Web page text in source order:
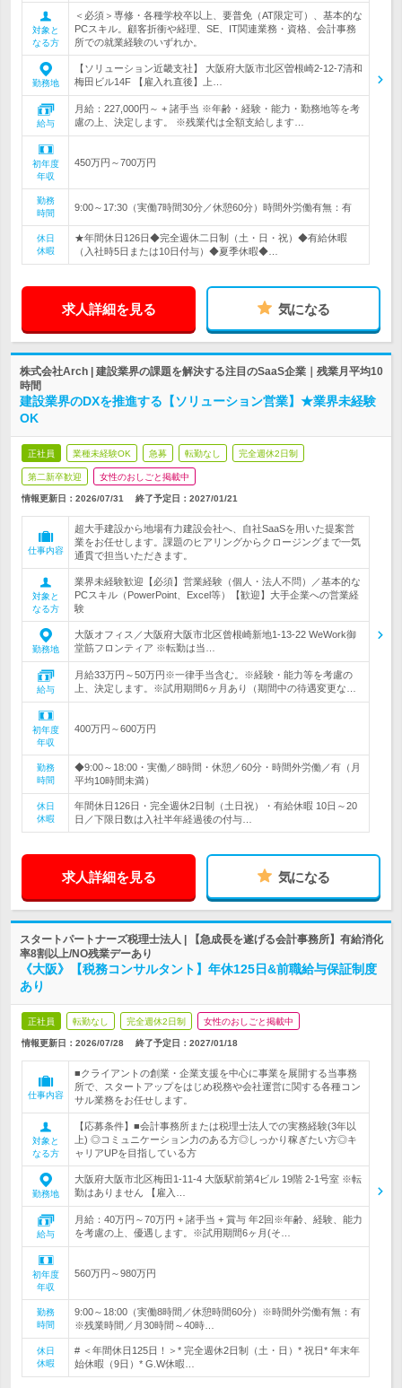
対象と
なる方
＜必須＞専修・各種学校卒以上、要普免（AT限定可）、基本的な
PCスキル。顧客折衝や経理、SE、IT関連業務・資格、会計事務
所での就業経験のいずれか。
勤務地
【ソリューション近畿支社】 大阪府大阪市北区曽根崎2-12-7清和
梅田ビル14F 【雇入れ直後】上…
給与
月給：227,000円～ + 諸手当 ※年齢・経験・能力・勤務地等を考
慮の上、決定します。 ※残業代は全額支給します…
初年度
年収
450万円～700万円
勤務
時間
9:00～17:30（実働7時間30分／休憩60分）時間外労働有無：有
休日
休暇
★年間休日126日◆完全週休二日制（土・日・祝）◆有給休暇
（入社時5日または10日付与）◆夏季休暇◆…
求人詳細を見る 気になる
株式会社Arch | 建設業界の課題を解決する注目のSaaS企業｜残業月平均10
時間
建設業界のDXを推進する【ソリューション営業】★業界未経験
OK
正社員 業種未経験OK 急募 転勤なし 完全週休2日制
第二新卒歓迎 女性のおしごと掲載中
情報更新日：2026/07/31 終了予定日： 2027/01/21
仕事内容
超大手建設から地場有力建設会社へ、自社SaaSを用いた提案営
業をお任せします。課題のヒアリングからクロージングまで一気
通貫で担当いただきます。
対象と
なる方
業界未経験歓迎【必須】営業経験（個人・法人不問）／基本的な
PCスキル（PowerPoint、Excel等）【歓迎】大手企業への営業経
験
勤務地
大阪オフィス／大阪府大阪市北区曾根崎新地1-13-22 WeWork御
堂筋フロンティア ※転勤は当…
給与
月給33万円～50万円※一律手当含む。※経験・能力等を考慮の
上、決定します。※試用期間6ヶ月あり（期間中の待遇変更な…
初年度
年収
400万円～600万円
勤務
時間
◆9:00～18:00・実働／8時間・休憩／60分・時間外労働／有（月
平均10時間未満）
休日
休暇
年間休日126日・完全週休2日制（土日祝）・有給休暇 10日～20
日／下限日数は入社半年経過後の付与…
求人詳細を見る 気になる
スタートパートナーズ税理士法人 | 【急成長を遂げる会計事務所】有給消化
率8割以上/NO残業デーあり
《大阪》【税務コンサルタント】年休125日&前職給与保証制度
あり
正社員 転勤なし 完全週休2日制 女性のおしごと掲載中
情報更新日：2026/07/28 終了予定日： 2027/01/18
仕事内容
■クライアントの創業・企業支援を中心に事業を展開する当事務
所で、スタートアップをはじめ税務や会社運営に関する各種コン
サル業務をお任せします。
対象と
なる方
【応募条件】■会計事務所または税理士法人での実務経験(3年以
上) ◎コミュニケーション力のある方◎しっかり稼ぎたい方◎キ
ャリアUPを目指している方
勤務地
大阪府大阪市北区梅田1-11-4 大阪駅前第4ビル 19階 2-1号室 ※転
勤はありません 【雇入…
給与
月給：40万円～70万円 + 諸手当 + 賞与 年2回※年齢、経験、能力
を考慮の上、優遇します。※試用期間6ヶ月(そ…
初年度
年収
560万円～980万円
勤務
時間
9:00～18:00（実働8時間／休憩時間60分）※時間外労働有無：有
※残業時間／月30時間～40時…
休日
休暇
# ＜年間休日125日！＞* 完全週休2日制（土・日）* 祝日* 年末年
始休暇（9日）* G.W休暇…